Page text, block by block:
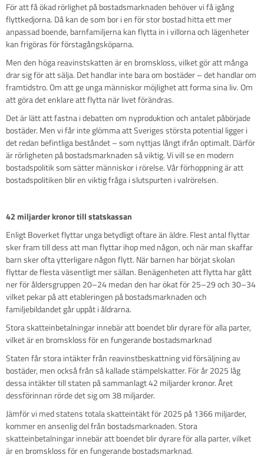
För att få ökad rörlighet på bostadsmarknaden behöver vi få igång
flyttkedjorna. Då kan de som bor i en för stor bostad hitta ett mer
anpassad boende, barnfamiljerna kan flytta in i villorna och lägenheter
kan frigöras för förstagångsköparna.
Men den höga reavinstskatten är en bromskloss, vilket gör att många
drar sig för att sälja. Det handlar inte bara om bostäder – det handlar om
framtidstro. Om att ge unga människor möjlighet att forma sina liv. Om
att göra det enklare att flytta när livet förändras.
Det är lätt att fastna i debatten om nyproduktion och antalet påbörjade
bostäder. Men vi får inte glömma att Sveriges största potential ligger i
det redan befintliga beståndet – som nyttjas långt ifrån optimalt. Därför
är rörligheten på bostadsmarknaden så viktig. Vi vill se en modern
bostadspolitik som sätter människor i rörelse. Vår förhoppning är att
bostadspolitiken blir en viktig fråga i slutspurten i valrörelsen.
42 miljarder kronor till statskassan
Enligt Boverket flyttar unga betydligt oftare än äldre. Flest antal flyttar
sker fram till dess att man flyttar ihop med någon, och när man skaffar
barn sker ofta ytterligare någon flytt. När barnen har börjat skolan
flyttar de flesta väsentligt mer sällan. Benägenheten att flytta har gått
ner för åldersgruppen 20–24 medan den har ökat för 25–29 och 30–34
vilket pekar på att etableringen på bostadsmarknaden och
familjebildandet går uppåt i åldrarna.
Stora skatteinbetalningar innebär att boendet blir dyrare för alla parter,
vilket är en bromskloss för en fungerande bostadsmarknad
Staten får stora intäkter från reavinstbeskattning vid försäljning av
bostäder, men också från så kallade stämpelskatter. För år 2025 låg
dessa intäkter till staten på sammanlagt 42 miljarder kronor. Året
dessförinnan rörde det sig om 38 miljarder.
Jämför vi med statens totala skatteintäkt för 2025 på 1366 miljarder,
kommer en ansenlig del från bostadsmarknaden. Stora
skatteinbetalningar innebär att boendet blir dyrare för alla parter, vilket
är en bromskloss för en fungerande bostadsmarknad.